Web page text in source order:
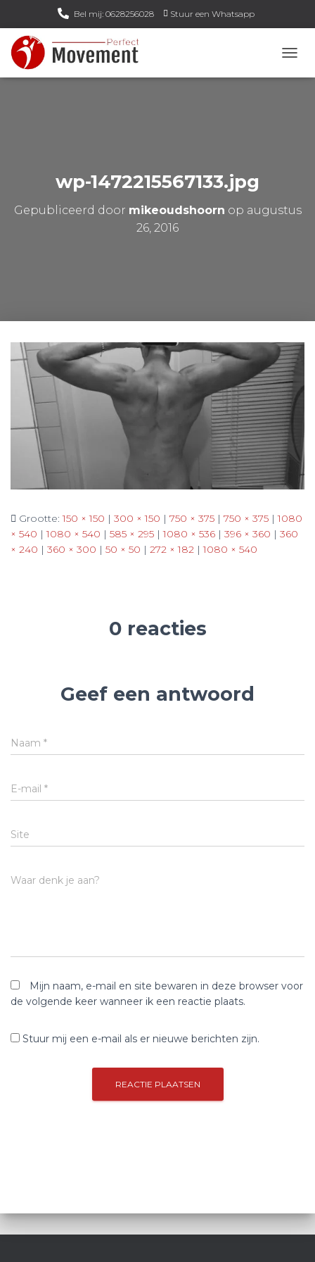
Bel mij: 0628256028 Stuur een Whatsapp
Email mij: info@perfect-movement.nl
A
S
wp-1472215567133.jpg
Gepubliceerd door mikeoudshoorn op augustus
26, 2016
Grootte:150 × 150 | 300 × 150 | 750 × 375 | 750 × 375 | 1080
× 540 | 1080 × 540 | 585 × 295 | 1080 × 536 | 396 × 360 | 360
× 240 | 360 × 300 | 50 × 50 | 272 × 182 | 1080 × 540
0 reacties
Geef een antwoord
Naam *
E-mail *
Site
Waar denk je aan?
Mijn naam, e-mail en site bewaren in deze browser voor
de volgende keer wanneer ik een reactie plaats.
Stuur mij een e-mail als er nieuwe berichten zijn.